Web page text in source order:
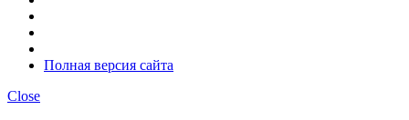
Полная версия сайта
Close